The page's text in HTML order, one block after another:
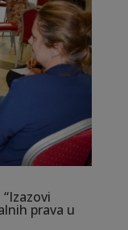
prava u